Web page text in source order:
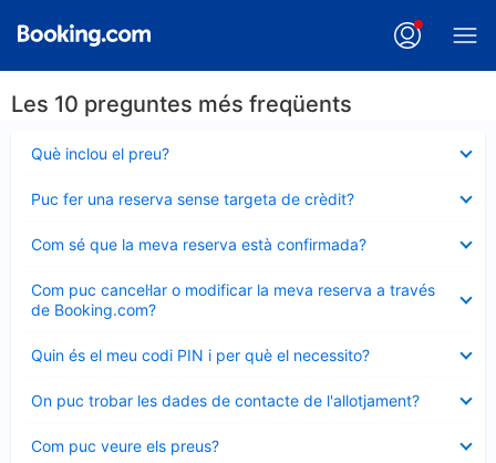
Les 10 preguntes més freqüents
Què inclou el preu?
tancat
Puc fer una reserva sense targeta de crèdit?
tancat
Com sé que la meva reserva està confirmada?
tancat
Com puc cancel·lar o modificar la meva reserva a través
de Booking.com?
tancat
Quin és el meu codi PIN i per què el necessito?
tancat
On puc trobar les dades de contacte de l'allotjament?
tancat
Com puc veure els preus?
tancat